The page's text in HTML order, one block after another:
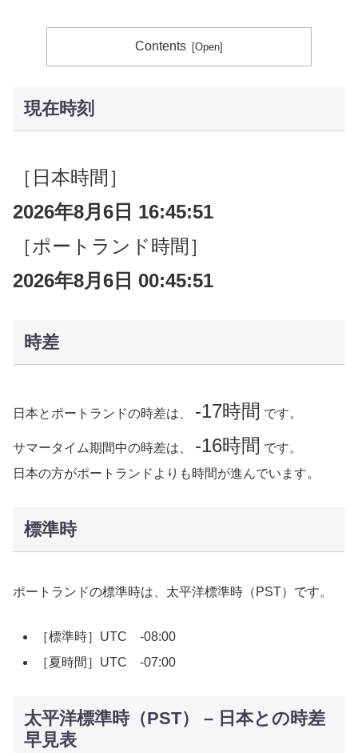
Contents
現在時刻
［日本時間］
2026年8月6日 16:45:52
［ポートランド時間］
2026年8月6日 00:45:52
時差
日本とポートランドの時差は、 -17時間 です。
サマータイム期間中の時差は、 -16時間 です。
日本の方がポートランドよりも時間が進んでいます。
標準時
ポートランドの標準時は、太平洋標準時（PST）です。
［標準時］UTC -08:00
［夏時間］UTC -07:00
太平洋標準時（PST） – 日本との時差
早見表